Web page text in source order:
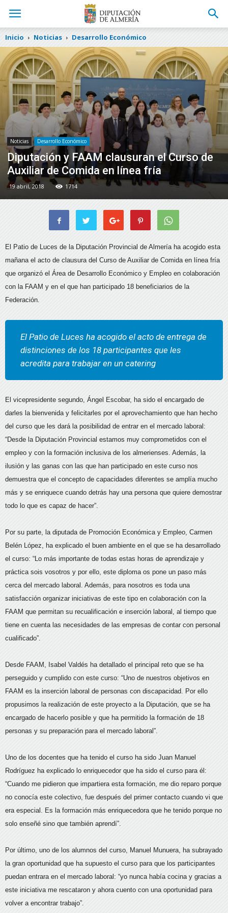
Inicio Noticias Desarrollo Económico
Noticias Desarrollo Económico
Diputación y FAAM clausuran el Curso de
Auxiliar de Comida en línea fría
19 abril, 2018 1714
El Patio de Luces de la Diputación Provincial de Almería ha acogido esta
mañana el acto de clausura del Curso de Auxiliar de Comida en línea fría
que organizó el Área de Desarrollo Económico y Empleo en colaboración
con la FAAM y en el que han participado 18 beneficiarios de la
Federación.
El Patio de Luces ha acogido el acto de entrega de
distinciones de los 18 participantes que les
acredita para trabajar en un catering
El vicepresidente segundo, Ángel Escobar, ha sido el encargado de
darles la bienvenida y felicitarles por el aprovechamiento que han hecho
del curso que les dará la posibilidad de entrar en el mercado laboral:
“Desde la Diputación Provincial estamos muy comprometidos con el
empleo y con la formación inclusiva de los almerienses. Además, la
ilusión y las ganas con las que han participado en este curso nos
demuestra que el concepto de capacidades diferentes se amplía mucho
más y se enriquece cuando detrás hay una persona que quiere demostrar
todo lo que es capaz de hacer”.
Por su parte, la diputada de Promoción Económica y Empleo, Carmen
Belén López, ha explicado el buen ambiente en el que se ha desarrollado
el curso: “Lo más importante de todas estas horas de aprendizaje y
práctica sois vosotros y por ello, este diploma os pone un paso más
cerca del mercado laboral. Además, para nosotros es toda una
satisfacción organizar iniciativas de este tipo en colaboración con la
FAAM que permitan su recualificación e inserción laboral, al tiempo que
tiene en cuenta las necesidades de las empresas de contar con personal
cualificado”.
Desde FAAM, Isabel Valdés ha detallado el principal reto que se ha
perseguido y cumplido con este curso: “Uno de nuestros objetivos en
FAAM es la inserción laboral de personas con discapacidad. Por ello
propusimos la realización de este proyecto a la Diputación, que se ha
encargado de hacerlo posible y que ha permitido la formación de 18
personas y su preparación para el mercado laboral”.
Uno de los docentes que ha tenido el curso ha sido Juan Manuel
Rodríguez ha explicado lo enriquecedor que ha sido el curso para él:
“Cuando me pidieron que impartiera esta formación, me dio reparo porque
no conocía este colectivo, fue después del primer contacto cuando vi que
era especial. Es la formación más enriquecedora que he tenido porque no
solo enseñé sino que también aprendí”.
Por último, uno de los alumnos del curso, Manuel Munuera, ha subrayado
la gran oportunidad que ha supuesto el curso para que los participantes
puedan entrara en el mercado laboral: “yo nunca había cocina y gracias a
este iniciativa me rescataron y ahora cuento con una oportunidad para
volver a encontrar trabajo”.